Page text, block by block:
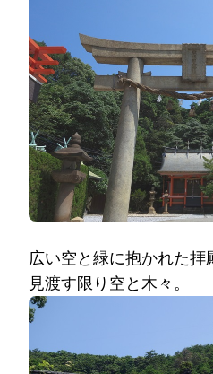
広い空と緑に抱かれた拝
見渡す限り空と木々。